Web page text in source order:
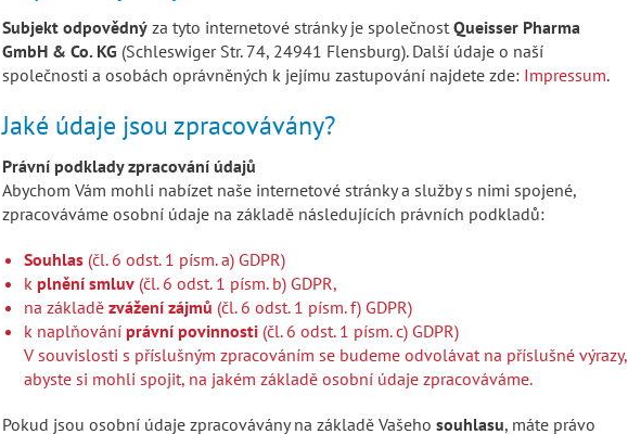
Subjekt odpovědnýza tyto internetové stránky je společnost Queisser Pharma
GmbH & Co. KG (Schleswiger Str. 74, 24941 Flensburg). Další údaje o naší
společnosti a osobách oprávněných k jejímu zastupování najdete zde: Impressum.
Jaké údaje jsou zpracovávány?
Právní podklady zpracování údajů
Abychom Vám mohli nabízet naše internetové stránky a služby s nimi spojené,
zpracováváme osobní údaje na základě následujících právních podkladů:
Souhlas (čl. 6 odst. 1 písm. a) GDPR)
k plnění smluv(čl. 6 odst. 1 písm. b) GDPR,
na základě zvážení zájmů (čl. 6 odst. 1 písm. f) GDPR)
k naplňování právní povinnosti(čl. 6 odst. 1 písm. c) GDPR)
V souvislosti s příslušným zpracováním se budeme odvolávat na příslušné výrazy,
abyste si mohli spojit, na jakém základě osobní údaje zpracováváme.
Pokud jsou osobní údaje zpracovávány na základě Vašeho souhlasu, máte právo